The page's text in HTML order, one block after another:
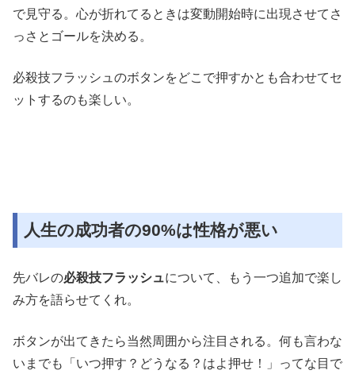
で見守る。心が折れてるときは変動開始時に出現させてさ
っさとゴールを決める。
必殺技フラッシュのボタンをどこで押すかとも合わせてセ
ットするのも楽しい。
人生の成功者の90%は性格が悪い
先バレの必殺技フラッシュについて、もう一つ追加で楽し
み方を語らせてくれ。
ボタンが出てきたら当然周囲から注目される。何も言わな
いまでも「いつ押す？どうなる？はよ押せ！」ってな目で